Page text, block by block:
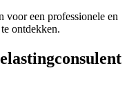
voor een professionele en
ontdekken.